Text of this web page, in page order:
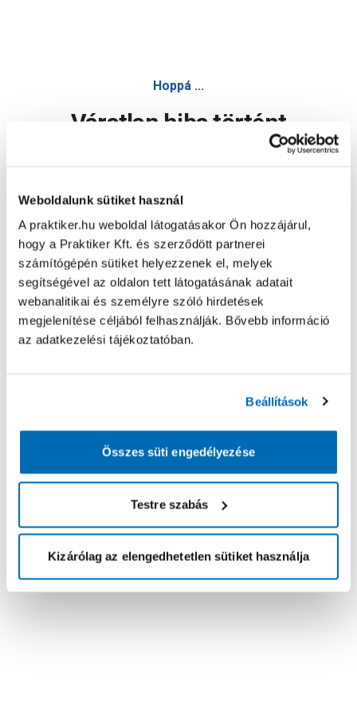
Weboldalunk sütiket használ
A praktiker.hu weboldal látogatásakor Ön hozzájárul,
hogy a Praktiker Kft. és szerződött partnerei
számítógépén sütiket helyezzenek el, melyek
segítségével az oldalon tett látogatásának adatait
webanalitikai és személyre szóló hirdetések
megjelenítése céljából felhasználják. Bővebb információ
az adatkezelési tájékoztatóban.
Beállítások
Összes süti engedélyezése
Testre szabás
Kizárólag az elengedhetetlen sütiket használja
Hoppá ...
Váratlan hiba történt
Oldal újratöltése